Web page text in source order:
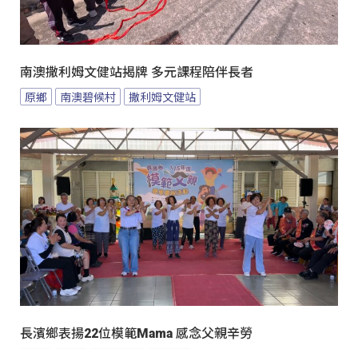
南澳撒利姆文健站揭牌 多元課程陪伴長者
原鄉 南澳碧候村 撒利姆文健站
長濱鄉表揚22位模範Mama 感念父親辛勞